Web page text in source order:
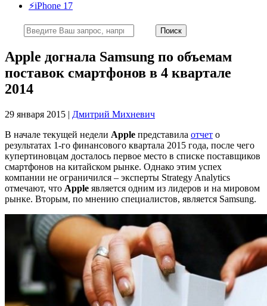
⚡️iPhone 17
Apple догнала Samsung по объемам
поставок смартфонов в 4 квартале
2014
29 января 2015 | Дмитрий Михневич
В начале текущей недели Apple представила отчет о
результатах 1-го финансового квартала 2015 года, после чего
купертиновцам досталось первое место в списке поставщиков
смартфонов на китайском рынке. Однако этим успех
компании не ограничился – эксперты Strategy Analytics
отмечают, что Apple является одним из лидеров и на мировом
рынке. Вторым, по мнению специалистов, является Samsung.